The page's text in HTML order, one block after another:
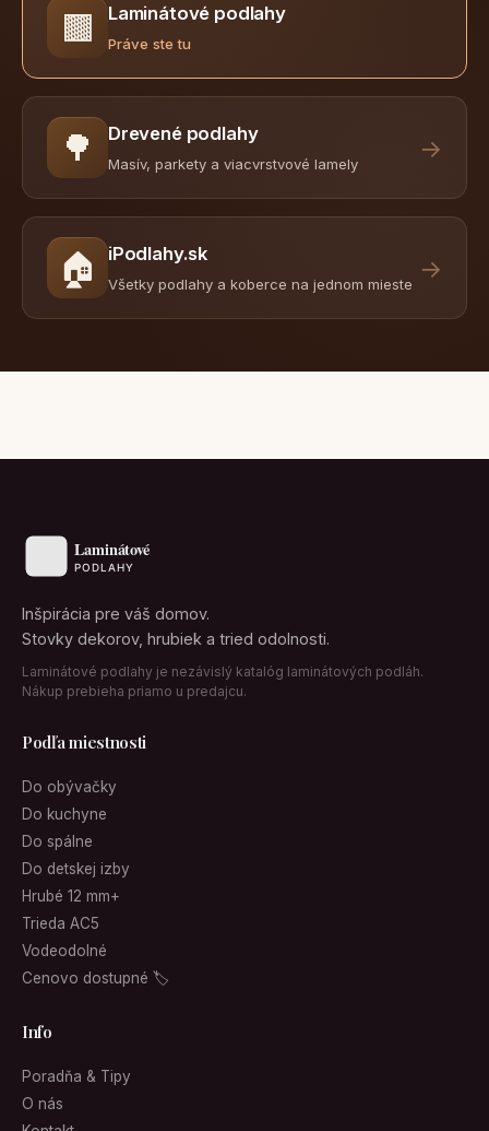
🟫 Laminátové podlahy
Práve ste tu
🌳 Drevené podlahy
Masív, parkety a viacvrstvové lamely
→
🏠 iPodlahy.sk
Všetky podlahy a koberce na jednom mieste
→
Inšpirácia pre váš domov.
Stovky dekorov, hrubiek a tried odolnosti.
Laminátové podlahy je nezávislý katalóg laminátových podláh.
Nákup prebieha priamo u predajcu.
Podľa miestnosti
Do obývačky
Do kuchyne
Do spálne
Do detskej izby
Hrubé 12 mm+
Trieda AC5
Vodeodolné
Cenovo dostupné 🏷
Info
Poradňa & Tipy
O nás